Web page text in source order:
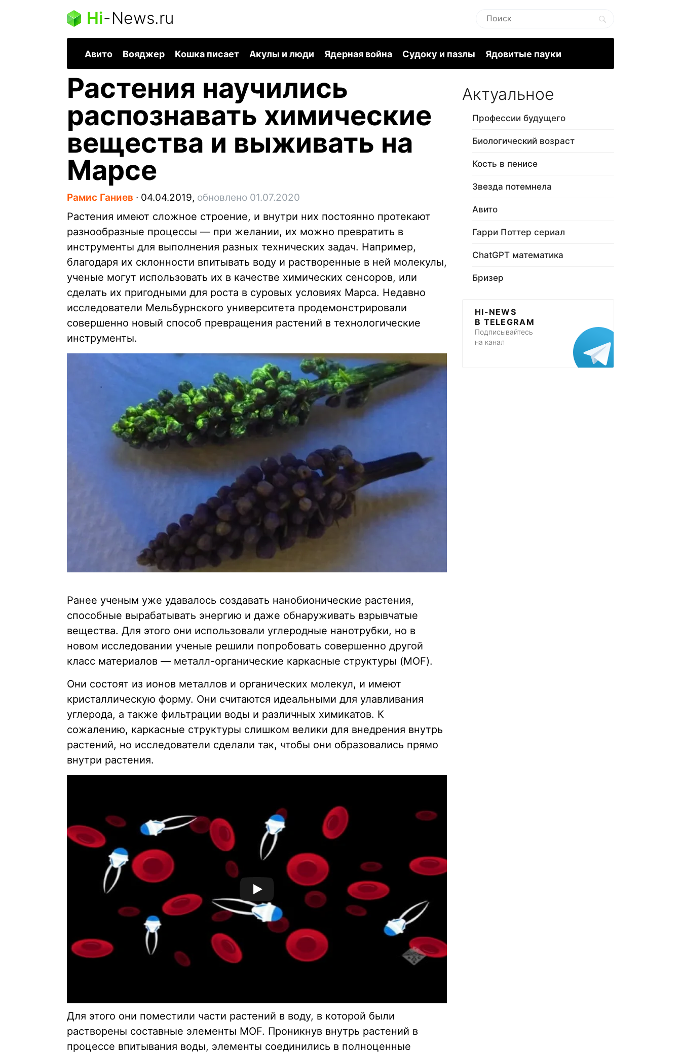
Hi-News.ru
Авито Вояджер Кошка писает Акулы и люди Ядерная война Судоку и пазлы Ядовитые пауки
Растения научились
распознавать химические
вещества и выживать на
Марсе
Рамис Ганиев ∙ 04.04.2019, обновлено 01.07.2020
Растения имеют сложное строение, и внутри них постоянно протекают
разнообразные процессы — при желании, их можно превратить в
инструменты для выполнения разных технических задач. Например,
благодаря их склонности впитывать воду и растворенные в ней молекулы,
ученые могут использовать их в качестве химических сенсоров, или
сделать их пригодными для роста в суровых условиях Марса. Недавно
исследователи Мельбурнского университета продемонстрировали
совершенно новый способ превращения растений в технологические
инструменты.
Ранее ученым уже удавалось создавать нанобионические растения,
способные вырабатывать энергию и даже обнаруживать взрывчатые
вещества. Для этого они использовали углеродные нанотрубки, но в
новом исследовании ученые решили попробовать совершенно другой
класс материалов — металл-органические каркасные структуры (MOF).
Они состоят из ионов металлов и органических молекул, и имеют
кристаллическую форму. Они считаются идеальными для улавливания
углерода, а также фильтрации воды и различных химикатов. К
сожалению, каркасные структуры слишком велики для внедрения внутрь
растений, но исследователи сделали так, чтобы они образовались прямо
внутри растения.
Для этого они поместили части растений в воду, в которой были
растворены составные элементы MOF. Проникнув внутрь растений в
процессе впитывания воды, элементы соединились в полноценные
Актуальное
Профессии будущего
Биологический возраст
Кость в пенисе
Звезда потемнела
Авито
Гарри Поттер сериал
ChatGPT математика
Бризер
HI-NEWS
В TELEGRAM
Подписывайтесь
на канал